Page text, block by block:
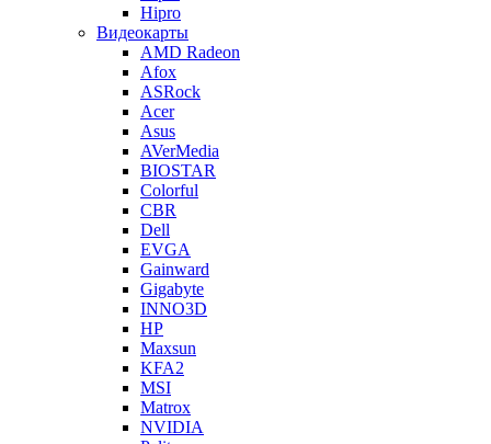
Hipro
Видеокарты
AMD Radeon
Afox
ASRock
Acer
Asus
AVerMedia
BIOSTAR
Colorful
CBR
Dell
EVGA
Gainward
Gigabyte
INNO3D
HP
Maxsun
KFA2
MSI
Matrox
NVIDIA